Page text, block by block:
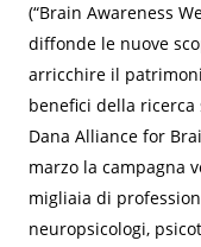
(“Brain Awareness
diffonde le nuove
arricchire il
benefici della
Dana Alliance for
marzo la campagna
migliaia di
neuropsicologi,